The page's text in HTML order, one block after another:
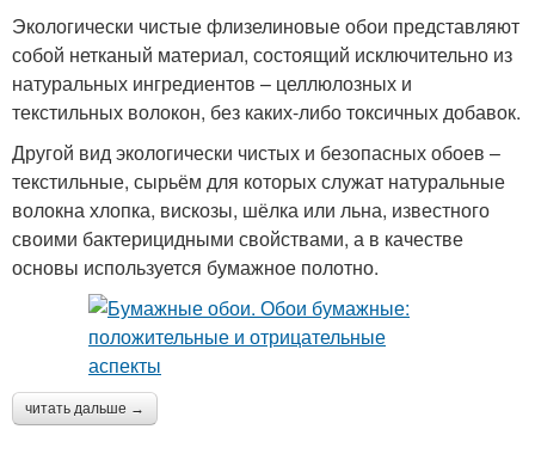
Экологически чистые флизелиновые обои представляют
собой нетканый материал, состоящий исключительно из
натуральных ингредиентов – целлюлозных и
текстильных волокон, без каких-либо токсичных добавок.
Другой вид экологически чистых и безопасных обоев –
текстильные, сырьём для которых служат натуральные
волокна хлопка, вискозы, шёлка или льна, известного
своими бактерицидными свойствами, а в качестве
основы используется бумажное полотно.
читать дальше →